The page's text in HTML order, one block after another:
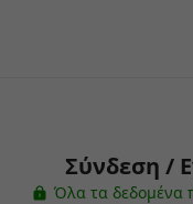
Σύνδεση /
Όλα τα δεδομένα